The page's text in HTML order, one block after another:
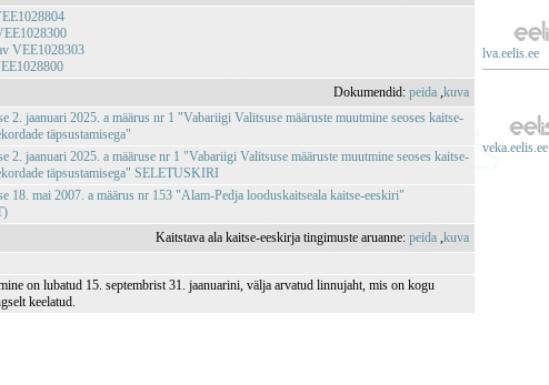
lva.eelis.ee
veka.eelis.ee
VEE1028303
Dokumendid:peida ,kuva
2. jaanuari 2025. a määrus nr 1 "Vabariigi Valitsuse määruste muutmine seoses kaitse-
täpsustamisega"
2. jaanuari 2025. a määruse nr 1 "Vabariigi Valitsuse määruste muutmine seoses kaitse-
täpsustamisega" SELETUSKIRI
18. mai 2007. a määrus nr 153 "Alam-Pedja looduskaitseala kaitse-eeskiri"
Kaitstava ala kaitse-eeskirja tingimuste aruanne:peida ,kuva
on lubatud 15. septembrist 31. jaanuarini, välja arvatud linnujaht, mis on kogu
keelatud.